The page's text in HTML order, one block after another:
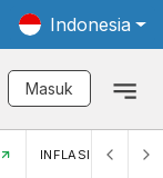
Indonesia
Masuk
INFLASI MOM